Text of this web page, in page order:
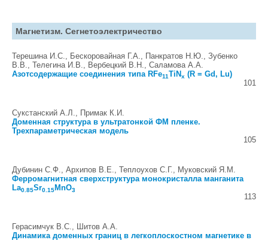
Магнетизм. Сегнетоэлектричество
Терешина И.С., Бескоровайная Г.А., Панкратов Н.Ю., Зубенко
В.В., Телегина И.В., Вербецкий В.Н., Саламова А.А.
Азотсодержащие соединения типа RFe11TiNx (R = Gd, Lu)
101
Сукстанский А.Л., Примак К.И.
Доменная структура в ультратонкой ФМ пленке.
Трехпараметрическая модель
105
Дубинин С.Ф., Архипов В.Е., Теплоухов С.Г., Муковский Я.М.
Ферромагнитная сверхструктура монокристалла манганита
La0.85Sr0.15MnO3
113
Герасимчук В.С., Шитов А.А.
Динамика доменных границ в легкоплоскостном магнетике в